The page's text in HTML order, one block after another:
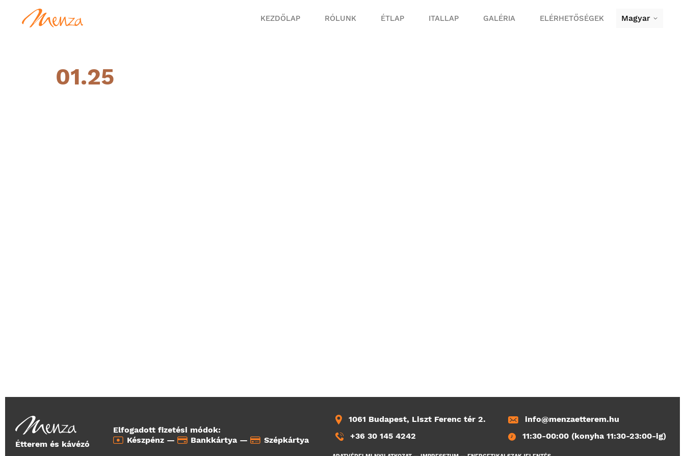
KEZDŐLAP RÓLUNK ÉTLAP ITALLAP GALÉRIA ELÉRHETŐSÉGEK Magyar
01.25
Étterem és kávézó
Elfogadott fizetési módok:
Készpénz —
Bankkártya — Szépkártya
1061 Budapest, Liszt Ferenc tér 2.
+36 30 145 4242
info@menzaetterem.hu
11:30-00:00 (konyha 11:30-23:00-ig)